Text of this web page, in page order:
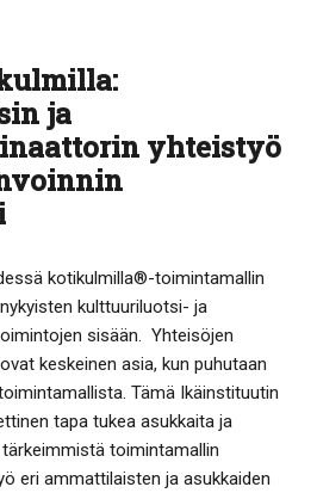
ja
yhteistyö
kotikulmilla®-toimintamallin
kulttuuriluotsi- ja
sisään. Yhteisöjen
keskeinen asia, kun puhutaan
Tämä Ikäinstituutin
tapa tukea asukkaita ja
toimintamallin
eri ammattilaisten ja asukkaiden